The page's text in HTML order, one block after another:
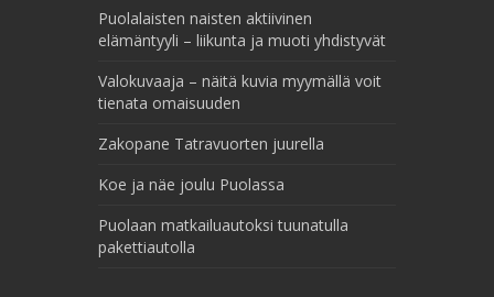
Puolalaisten naisten aktiivinen
elämäntyyli – liikunta ja muoti yhdistyvät
Valokuvaaja – näitä kuvia myymällä voit
tienata omaisuuden
Zakopane Tatravuorten juurella
Koe ja näe joulu Puolassa
Puolaan matkailuautoksi tuunatulla
pakettiautolla